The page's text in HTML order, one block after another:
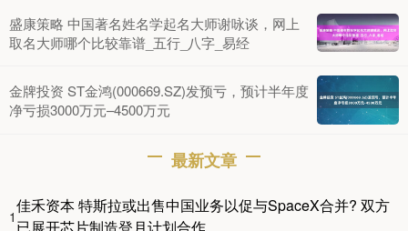
盛康策略 中国著名姓名学起名大师谢咏谈，网上
取名大师哪个比较靠谱_五行_八字_易经
金牌投资 ST金鸿(000669.SZ)发预亏，预计半年度
净亏损3000万元–4500万元
最新文章
1
佳禾资本 特斯拉或出售中国业务以促与SpaceX合并? 双方